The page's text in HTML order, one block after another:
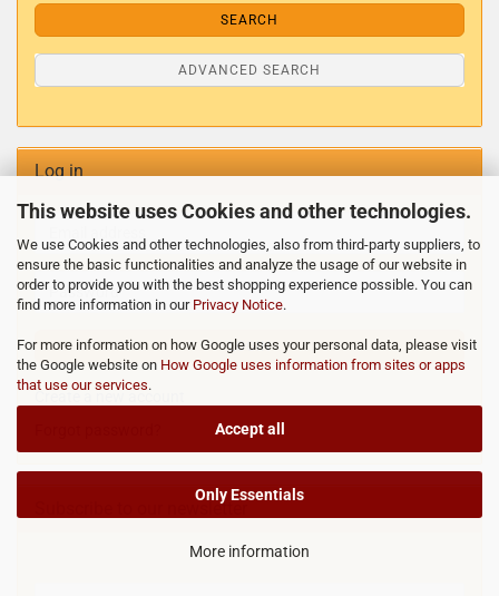
This website uses Cookies and other technologies.
We use Cookies and other technologies, also from third-party suppliers, to
ensure the basic functionalities and analyze the usage of our website in
order to provide you with the best shopping experience possible. You can
find more information in our Privacy Notice.
For more information on how Google uses your personal data, please visit
the Google website on How Google uses information from sites or apps
that use our services.
Accept all
Only Essentials
More information
SEARCH
ADVANCED SEARCH
Log in
LOGIN
Subscribe to our newsletter